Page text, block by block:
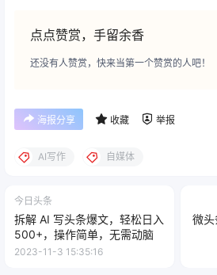
点点赞赏，手留余香
还没有人赞赏，快来当第一个赞赏的人吧！
海报分享 收藏 举报
AI写作 自媒体
今日头条
拆解 AI 写头条爆文，轻松日入
500+，操作简单，无需动脑
2023-11-3 15:35:16
微